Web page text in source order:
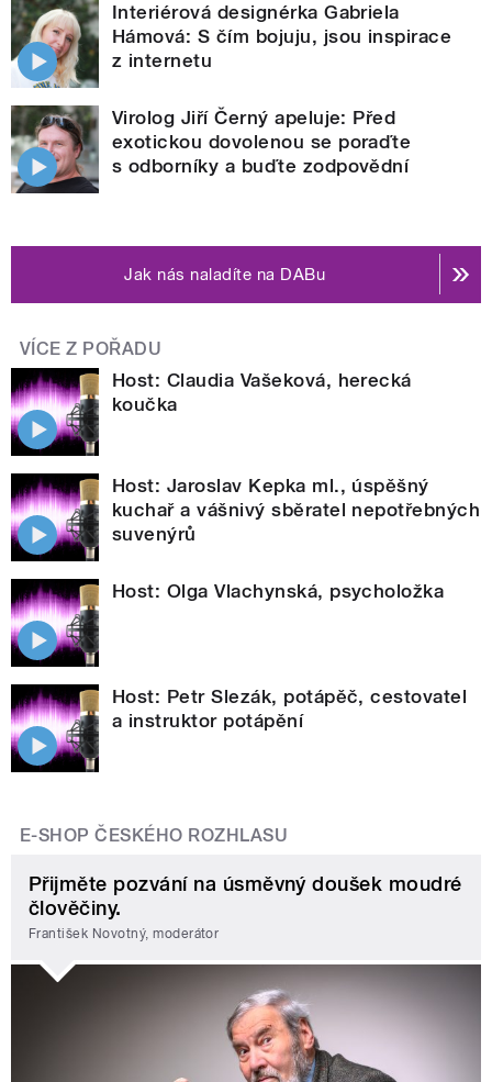
Interiérová designérka Gabriela
Hámová: S čím bojuju, jsou inspirace
z internetu
Virolog Jiří Černý apeluje: Před
exotickou dovolenou se poraďte
s odborníky a buďte zodpovědní
Jak nás naladíte na DABu
VÍCE Z POŘADU
Host: Claudia Vašeková, herecká
koučka
Host: Jaroslav Kepka ml., úspěšný
kuchař a vášnivý sběratel nepotřebných
suvenýrů
Host: Olga Vlachynská, psycholožka
Host: Petr Slezák, potápěč, cestovatel
a instruktor potápění
E-SHOP ČESKÉHO ROZHLASU
Přijměte pozvání na úsměvný doušek moudré
člověčiny.
František Novotný, moderátor